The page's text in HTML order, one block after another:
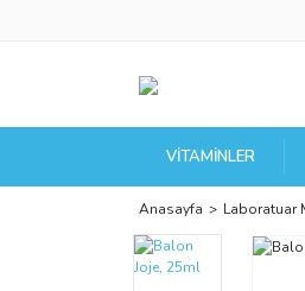
VITAMINLER
Anasayfa Laboratuar